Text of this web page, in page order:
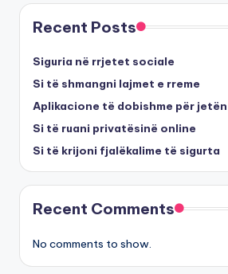
Recent Posts
Siguria në rrjetet sociale
Si të shmangni lajmet e rreme
Aplikacione të dobishme për
Si të ruani privatësinë online
Si të krijoni fjalëkalime të sigurta
Recent Comments
No comments to show.